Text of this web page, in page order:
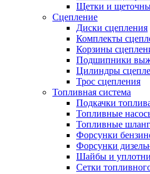
Щетки и
Сцепление
Диски сцепления
Комплекты
Корзины
Подшипники
Цилиндры
Трос сцепления
Топливная система
Подкачки
Топливные
Топливные
Форсунки
Форсунки
Шайбы и
Сетки